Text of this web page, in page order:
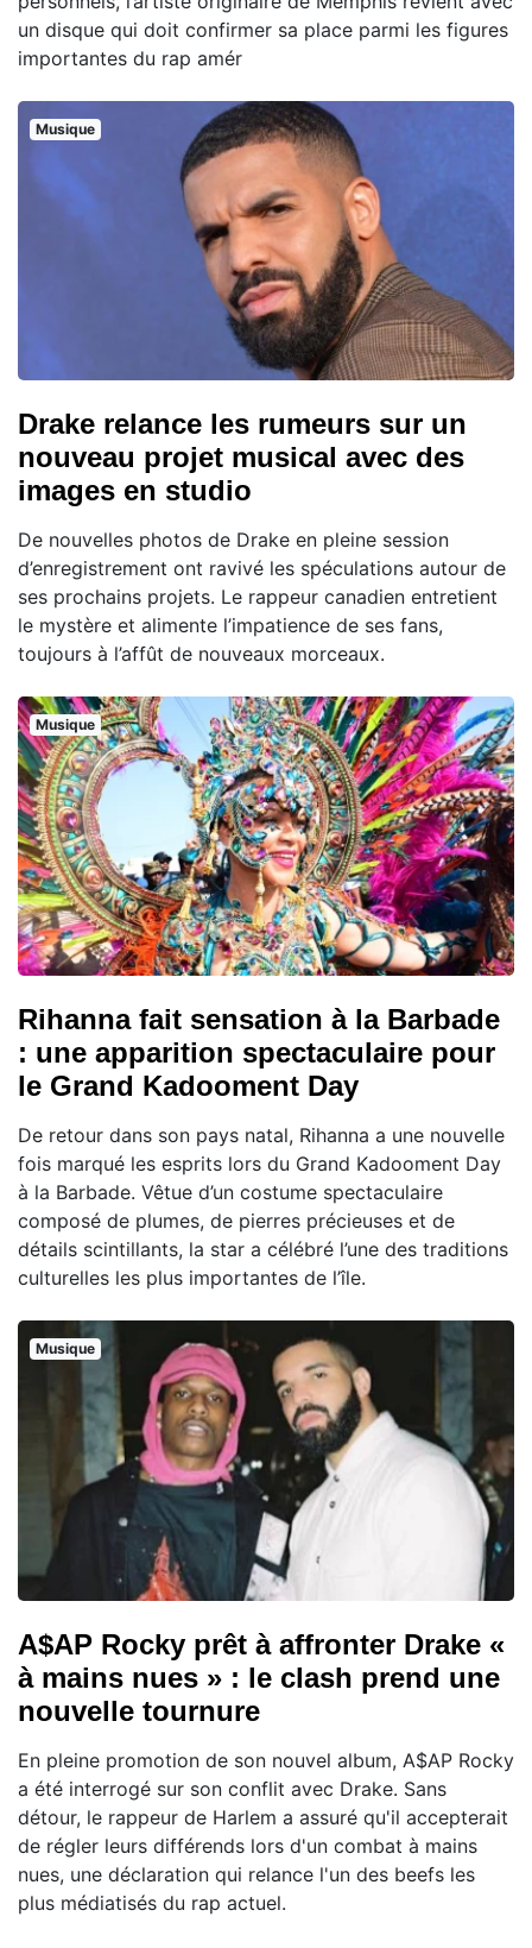
un disque qui doit confirmer sa place parmi les figures
importantes du rap amér
Musique
Drake relance les rumeurs sur un
nouveau projet musical avec des
images en studio
De nouvelles photos de Drake en pleine session
d’enregistrement ont ravivé les spéculations autour de
ses prochains projets. Le rappeur canadien entretient
le mystère et alimente l’impatience de ses fans,
toujours à l’affût de nouveaux morceaux.
Musique
Rihanna fait sensation à la Barbade
: une apparition spectaculaire pour
le Grand Kadooment Day
De retour dans son pays natal, Rihanna a une nouvelle
fois marqué les esprits lors du Grand Kadooment Day
à la Barbade. Vêtue d’un costume spectaculaire
composé de plumes, de pierres précieuses et de
détails scintillants, la star a célébré l’une des traditions
culturelles les plus importantes de l’île.
Musique
A$AP Rocky prêt à affronter Drake «
à mains nues » : le clash prend une
nouvelle tournure
En pleine promotion de son nouvel album, A$AP Rocky
a été interrogé sur son conflit avec Drake. Sans
détour, le rappeur de Harlem a assuré qu'il accepterait
de régler leurs différends lors d'un combat à mains
nues, une déclaration qui relance l'un des beefs les
plus médiatisés du rap actuel.